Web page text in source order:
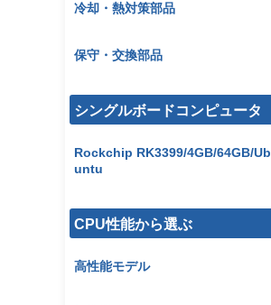
冷却・熱対策部品
保守・交換部品
シングルボードコンピュータ
Rockchip RK3399/4GB/64GB/Ub
untu
CPU性能から選ぶ
高性能モデル